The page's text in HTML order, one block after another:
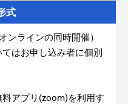
式
ンラインの同時開催）
はお申し込み者に個別
料アプリ(zoom)を利用す